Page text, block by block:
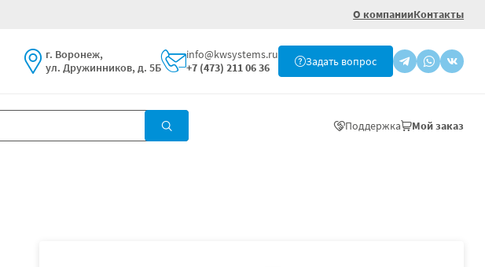
О компанииКонтакты
г. Воронеж,
ул. Дружинников, д. 5Б
info@kwsystems.ru
+7 (473) 211 06 36
Задать вопрос
Поддержка Мой заказ